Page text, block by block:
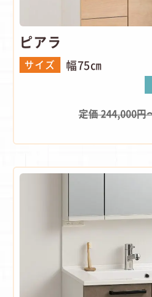
ピアラ
サイズ 幅75㎝
定価 244,000円